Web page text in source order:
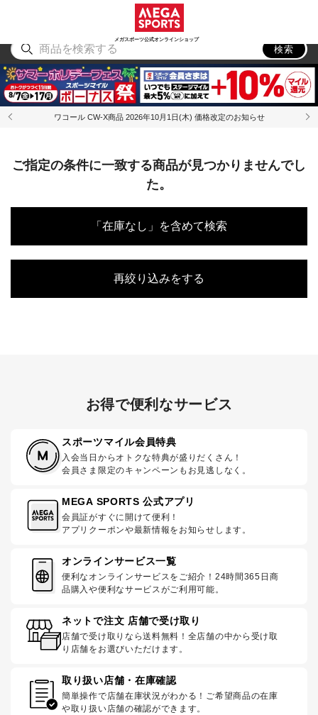
メガスポーツ公式オンラインショップ
アウトドア
検索
ワコール CW-X商品 2026年10月1日(木) 価格改定のお知らせ
ご指定の条件に一致する商品が見つかりませんでし
た。
「在庫なし」を含めて検索
再絞り込みをする
お得で便利なサービス
スポーツマイル会員特典
入会当日からオトクな特典が盛りだくさん！
会員さま限定のキャンペーンもお見逃しなく。
MEGA SPORTS 公式アプリ
会員証がすぐに開けて便利！
アプリクーポンや最新情報をお知らせします。
オンラインサービス一覧
便利なオンラインサービスをご紹介！24時間365日商
品購入や便利なサービスがご利用可能。
ネットで注文 店舗で受け取り
店舗で受け取りなら送料無料！全店舗の中から受け取
り店舗をお選びいただけます。
取り扱い店舗・在庫確認
簡単操作で店舗在庫状況がわかる！ご希望商品の在庫
や取り扱い店舗の確認ができます。